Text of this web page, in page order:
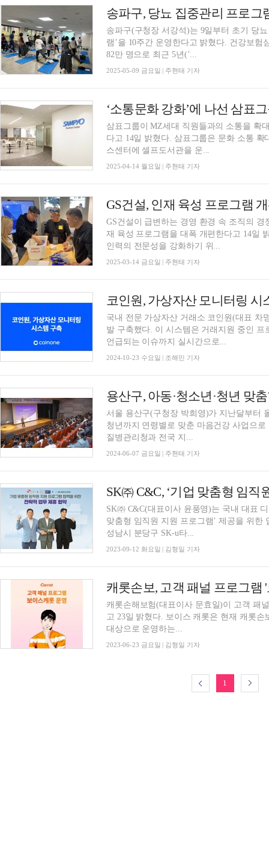
송파구(구청장 서강석)는 9일부터 초기 당
램’을 10주간 운영한다고 밝혔다. 건강보험심사평가원에 따르면 우리나라 당뇨병 환자는 약 3
82만 명으로 최근 5년(’...
2025-05-09 금요일 | 주현태 기자
삼표그룹이 MZ세대 직원들과의 소통을 확
다고 14일 밝혔다. 삼표그룹은 문화 소통 확대를 위해 본사가 위치한 광화문 이마빌딩 비즈니
스센터에 셀프도서관을 운...
2025-04-14 월요일 | 주현태 기자
GS건설, 인재 육성 프로그램
GS건설이 급변하는 경영 환경 속 조직의
재 육성 프로그램을 대폭 개편한다고 14일
인력의 전문성을 강화하기 위...
2025-03-14 금요일 | 주현태 기자
국내 전문 가상자산 거래소 코인원(대표 차
발 구축했다. 이 시스템은 거래지원 중인
언급되는 이슈까지 실시간으로...
2024-10-23 수요일 | 조해민 기자
용산구, 아동·청소년·청년 맞
서울 용산구(구청장 박희영)가 지난달부터
청년까지 연령별로 맞춘 마음건강 사업으
질병관리청과 전국 지...
2024-06-07 금요일 | 주현태 기자
SK㈜ C&C, ‘기업 맞춤형 임직
SK㈜ C&C(대표이사 윤풍영)는 국내 대표
맞춤형 임직원 지원 프로그램’ 제공을 위한 업무
성남시 분당구 SK-u타...
2023-09-12 화요일 | 김형일 기자
캐롯손보, 고객 패널 프로그램
캐롯손해보험(대표이사 문효일)이 고객 패
고 23일 밝혔다. 보이스 캐롯은 현재 캐롯손보 보험 상품이나 서비스를 경험하고 있는 고객을
대상으로 운영하는...
2023-06-23 금요일 | 김형일 기자
1